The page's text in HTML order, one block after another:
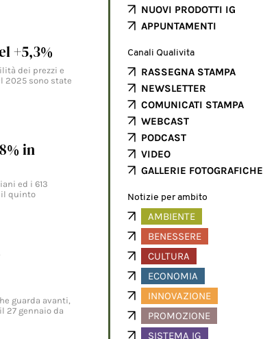
+5,3%
dei prezzi e
2025 sono state
in
ed i 613
il quinto
guarda avanti,
27 gennaio da
NUOVI PRODOTTI IG
APPUNTAMENTI
Canali Qualivita
RASSEGNA STAMPA
NEWSLETTER
COMUNICATI STAMPA
WEBCAST
PODCAST
VIDEO
GALLERIE FOTOGRAFICHE
Notizie per ambito
AMBIENTE
BENESSERE
CULTURA
ECONOMIA
INNOVAZIONE
PROMOZIONE
SISTEMA IG